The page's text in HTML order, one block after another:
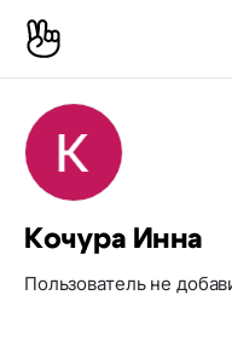
Кочура Инна
Пользователь не